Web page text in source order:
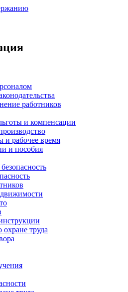
работников
и компенсации
рабочее время
и пособия
труда